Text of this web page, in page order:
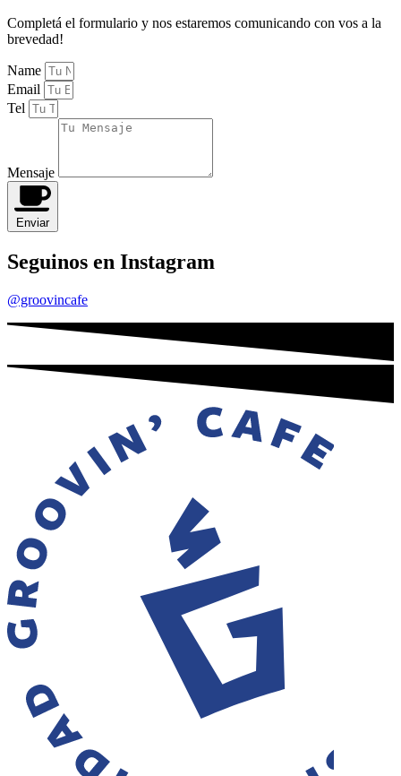
Completá el formulario y nos estaremos comunicando con vos a la
brevedad!
Name
Email
Tel
Mensaje
Enviar
Seguinos en Instagram
@groovincafe